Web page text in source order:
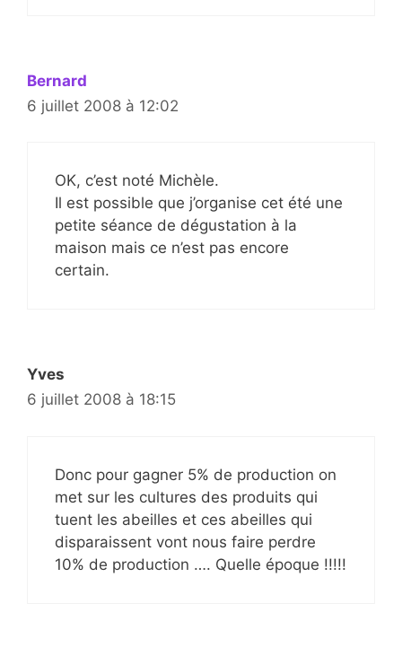
Bernard
6 juillet 2008 à 12:02
OK, c’est noté Michèle.
Il est possible que j’organise cet été une
petite séance de dégustation à la
maison mais ce n’est pas encore
certain.
Yves
6 juillet 2008 à 18:15
Donc pour gagner 5% de production on
met sur les cultures des produits qui
tuent les abeilles et ces abeilles qui
disparaissent vont nous faire perdre
10% de production …. Quelle époque !!!!!